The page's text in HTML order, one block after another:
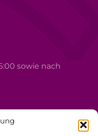
sowie nach